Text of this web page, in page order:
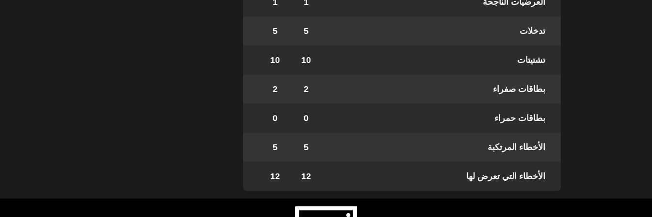
العرضيات الناجحة 1
1
تدخلات 5
5
تشتيتات 10
10
بطاقات صفراء 2
2
بطاقات حمراء 0
0
الأخطاء المرتكبة 5
5
الأخطاء التي تعرض لها 12
12